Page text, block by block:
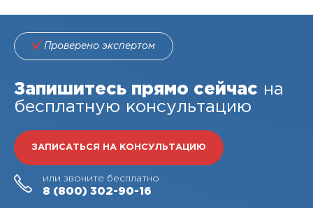
Проверено экспертом
Запишитесь прямо сейчас на
бесплатную консультацию
ЗАПИСАТЬСЯ НА КОНСУЛЬТАЦИЮ
или звоните бесплатно
8 (800) 302-90-16